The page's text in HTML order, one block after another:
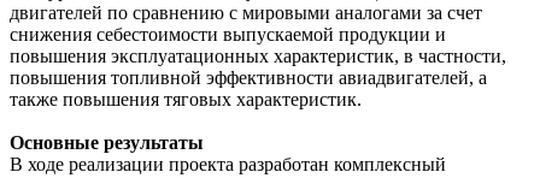
двигателей по сравнению с мировыми аналогами за счет
снижения себестоимости выпускаемой продукции и
повышения эксплуатационных характеристик, в частности,
повышения топливной эффективности авиадвигателей, а
также повышения тяговых характеристик.
Основные результаты
В ходе реализации проекта разработан комплексный